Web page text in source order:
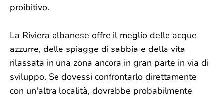
proibitivo.
La Riviera albanese offre il meglio delle acque
azzurre, delle spiagge di sabbia e della vita
rilassata in una zona ancora in gran parte in via di
sviluppo. Se dovessi confrontarlo direttamente
con un'altra località, dovrebbe probabilmente